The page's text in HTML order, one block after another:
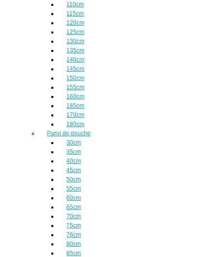
110cm
115cm
120cm
125cm
130cm
135cm
140cm
145cm
150cm
155cm
160cm
165cm
170cm
180cm
Paroi de douche
30cm
35cm
40cm
45cm
50cm
55cm
60cm
65cm
70cm
75cm
76cm
80cm
85cm